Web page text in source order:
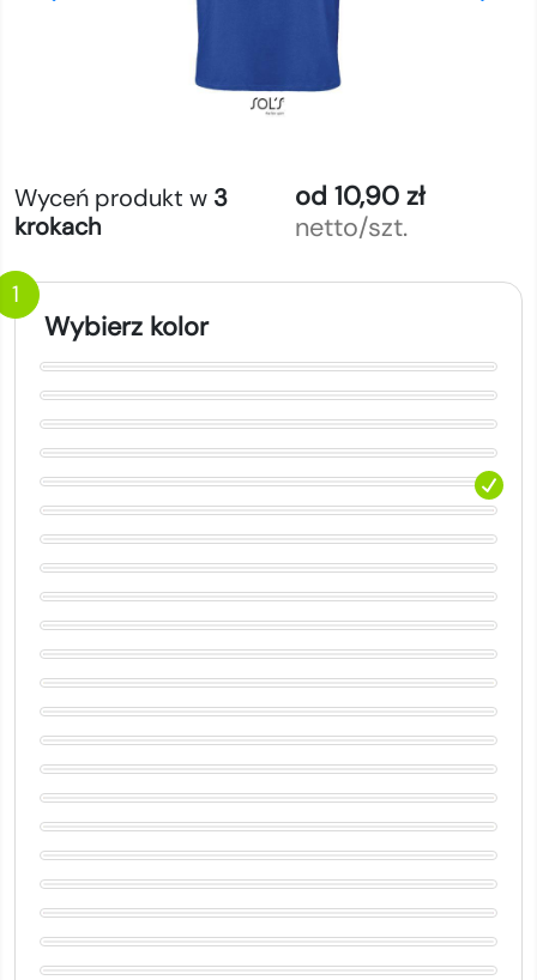
Wyceń produkt w 3
krokach
od 10,90 zł
netto/szt.
1
Wybierz kolor